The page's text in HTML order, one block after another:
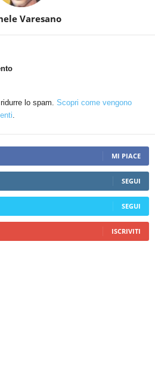
Varesano
lo spam. Scopri come vengono
.
MI PIACE
SEGUI
SEGUI
ISCRIVITI